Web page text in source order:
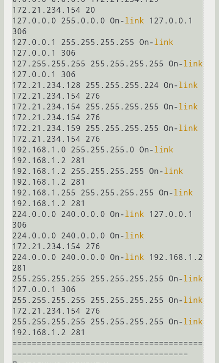
172.21.234.154 20
127.0.0.0 255.0.0.0 On-link 127.0.0.1
306
127.0.0.1 255.255.255.255 On-link
127.0.0.1 306
127.255.255.255 255.255.255.255 On-link
127.0.0.1 306
172.21.234.128 255.255.255.224 On-link
172.21.234.154 276
172.21.234.154 255.255.255.255 On-link
172.21.234.154 276
172.21.234.159 255.255.255.255 On-link
172.21.234.154 276
192.168.1.0 255.255.255.0 On-link
192.168.1.2 281
192.168.1.2 255.255.255.255 On-link
192.168.1.2 281
192.168.1.255 255.255.255.255 On-link
192.168.1.2 281
224.0.0.0 240.0.0.0 On-link 127.0.0.1
306
224.0.0.0 240.0.0.0 On-link
172.21.234.154 276
224.0.0.0 240.0.0.0 On-link 192.168.1.2
281
255.255.255.255 255.255.255.255 On-link
127.0.0.1 306
255.255.255.255 255.255.255.255 On-link
172.21.234.154 276
255.255.255.255 255.255.255.255 On-link
192.168.1.2 281
=======================================
====================================